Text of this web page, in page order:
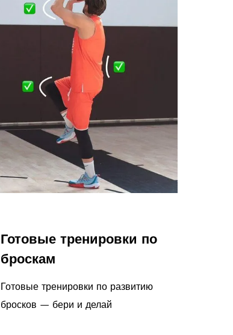
Готовые тренировки по
броскам
Готовые тренировки по развитию
бросков — бери и делай